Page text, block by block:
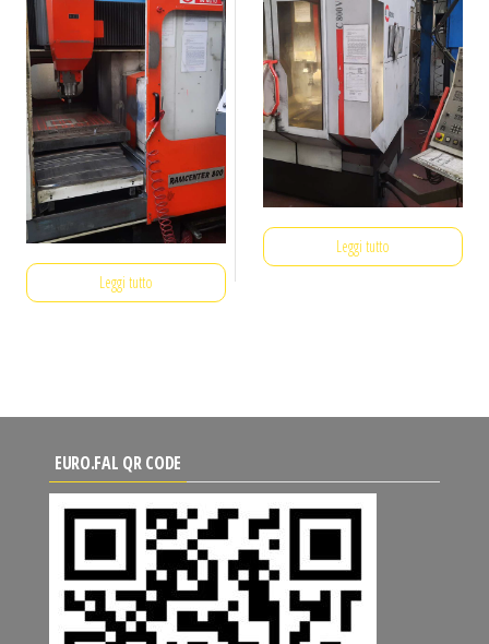
Leggi tutto
Leggi tutto
EURO.FAL QR CODE